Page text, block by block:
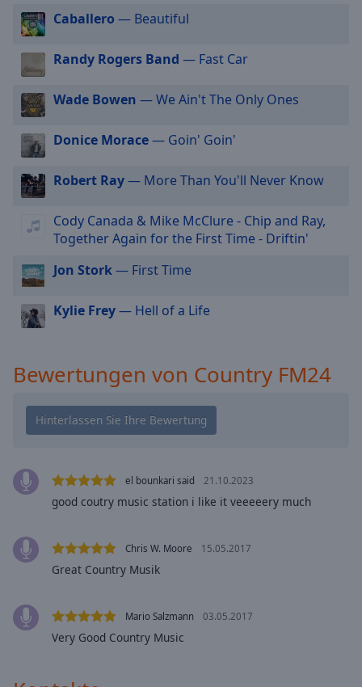
Audio
Track
Picture-
in-
Picture
Fullscreen
modal
window.
Beginning
dialog
window.
Escape
close
window.
Color
Text
Background
Caballero — Beautiful
Randy Rogers Band — Fast Car
Wade Bowen — We Ain't The Only Ones
Donice Morace— Goin' Goin'
Robert Ray— More Than You'll Never Know
Cody Canada & Mike McClure - Chip and Ray,
Together Again for the First Time - Driftin'
Jon Stork— First Time
Kylie Frey— Hell of a Life
Bewertungen von Country FM24
el bounkari said 21.10.2023
good coutry music station i like it veeeeery much
Chris W. Moore 15.05.2017
Great Country Musik
Mario Salzmann 03.05.2017
Very Good Country Music